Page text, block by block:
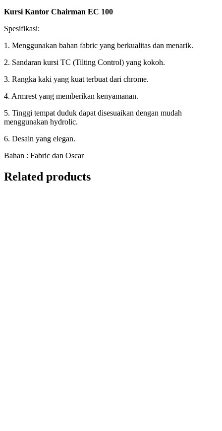
Kursi Kantor Chairman EC 100
Spesifikasi:
1. Menggunakan bahan fabric yang berkualitas dan menarik.
2. Sandaran kursi TC (Tilting Control) yang kokoh.
3. Rangka kaki yang kuat terbuat dari chrome.
4. Armrest yang memberikan kenyamanan.
5. Tinggi tempat duduk dapat disesuaikan dengan mudah
menggunakan hydrolic.
6. Desain yang elegan.
Bahan : Fabric dan Oscar
Related products